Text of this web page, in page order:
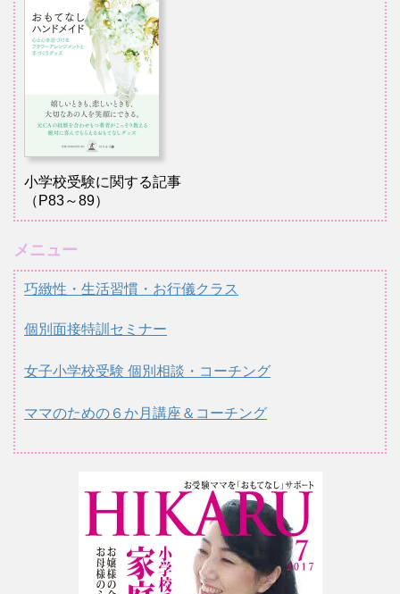
小学校受験に関する記事
（P83～89）
メニュー
巧緻性・生活習慣・お行儀クラス
個別面接特訓セミナー
女子小学校受験 個別相談・コーチング
ママのための６か月講座＆コーチング